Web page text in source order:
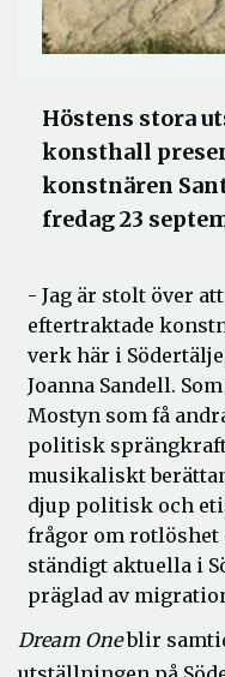
Höstens stora
konsthall
konstnären
fredag 23
- Jag är stolt över
eftertraktade
verk här i
Joanna Sandell.
Mostyn som få
politisk
musikaliskt
djup politisk och
frågor om rotlöshet
ständigt aktuella i
präglad av
Dream Oneblir